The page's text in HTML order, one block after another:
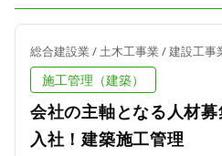
総合建設業 / 土木工事業 / 建設工事
施工管理（建築）
会社の主軸となる人材
入社！建築施工管理